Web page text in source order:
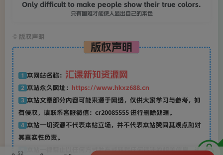
Only difficult to make people show their true colors.
只有困难才能使人显出自己的本色
版权声明
版权声明
1 本网站名称： 汇课新知资源网
2 本站永久网址： https://www.hkxz688.cn
3 本站文章部分内容可能来源于网络，仅供大家学习与参考，如
有侵权，请联系客服微信：cr20085555 进行删除处理。
4 本站一切资源不代表本站立场，并不代表本站赞同其观点和对
其真实性负责。
本站一律禁止以任何方式发布或转载任何违法的相关信息，访
52